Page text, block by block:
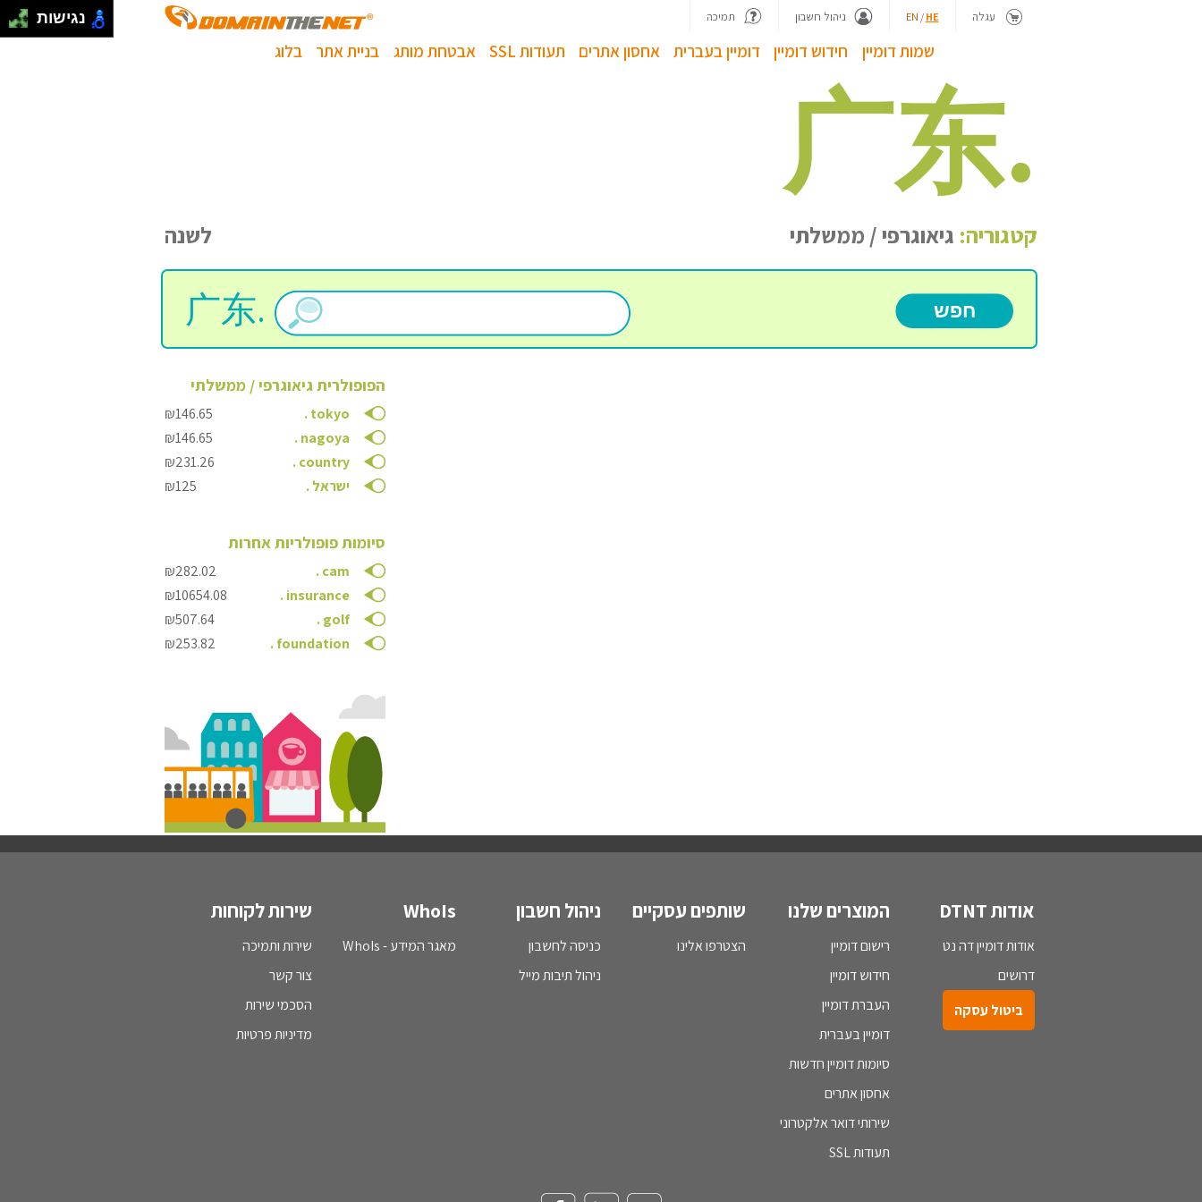
עגלה HE
/
EN ניהול חשבון תמיכה
שמות דומיין חידוש דומיין דומיין בעברית אחסון אתרים תעודות SSL אבטחת מותג בניית אתר בלוג
广东.
קטגוריה: גיאוגרפי / ממשלתי לשנה
广东.
הפופולריתגיאוגרפי / ממשלתי
.tokyo
₪146.65
.nagoya
₪146.65
.country
₪231.26
.ישראל ₪125
סיומות פופולריות אחרות
.cam
₪282.02
.insurance
₪10654.08
.golf
₪507.64
.foundation
₪253.82
אודות DTNT
אודות דומיין דה נט
דרושים
ביטול עסקה
המוצרים שלנו
רישום דומיין
חידוש דומיין
העברת דומיין
דומיין בעברית
סיומות דומיין חדשות
אחסון אתרים
שירותי דואר אלקטרוני
תעודות SSL
שותפים עסקיים
הצטרפו אלינו
ניהול חשבון
כניסה לחשבון
ניהול תיבות מייל
WhoIs
מאגר המידע - WhoIs
שירות לקוחות
שירות ותמיכה
צור קשר
הסכמי שירות
מדיניות פרטיות
נגישות